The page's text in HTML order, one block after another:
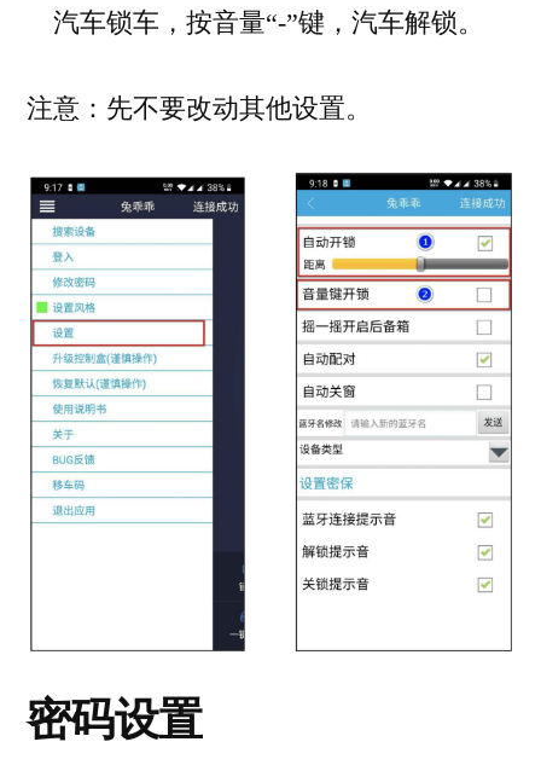
汽车锁车，按音量“-”键，汽车解锁。
注意：先不要改动其他设置。
密码设置